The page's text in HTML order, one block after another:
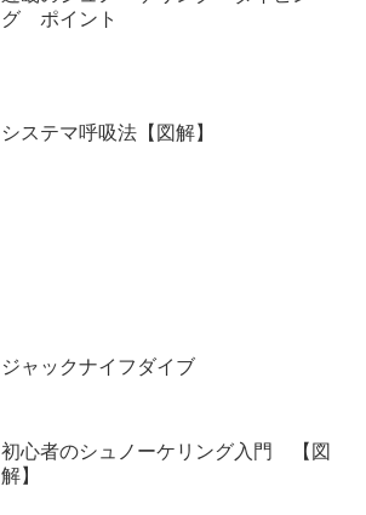
グ ポイント
システマ呼吸法【図解】
ジャックナイフダイブ
初心者のシュノーケリング入門 【図
解】